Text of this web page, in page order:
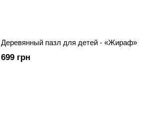
Деревянный пазл для детей - «Жираф»
699 грн